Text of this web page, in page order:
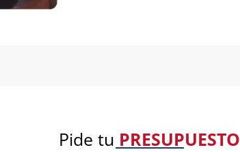
Pide tu PRESUPUESTO